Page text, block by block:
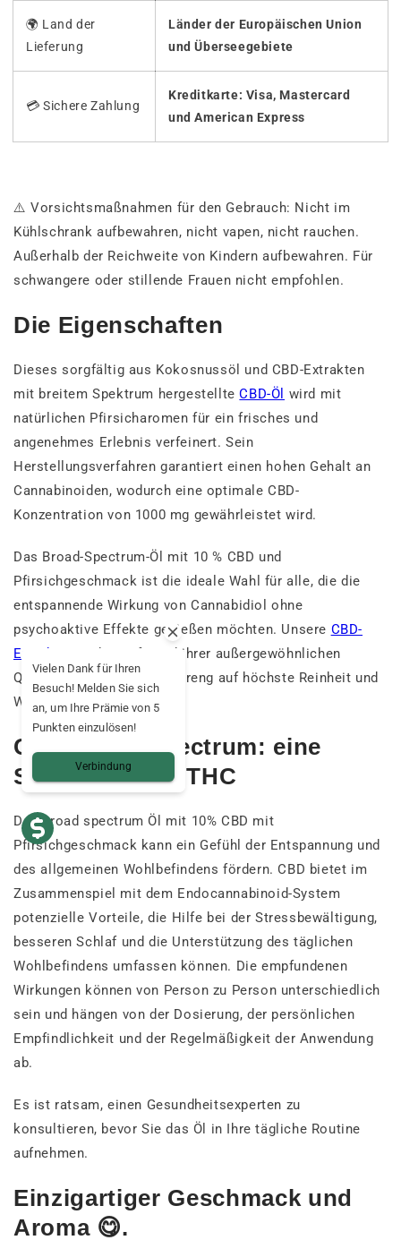
🌍 Land der
Lieferung
Länder der Europäischen Union
und Überseegebiete
💳 Sichere Zahlung
Kreditkarte: Visa, Mastercard
und American Express
⚠️ Vorsichtsmaßnahmen für den Gebrauch: Nicht im
Kühlschrank aufbewahren, nicht vapen, nicht rauchen.
Außerhalb der Reichweite von Kindern aufbewahren. Für
schwangere oder stillende Frauen nicht empfohlen.
Die Eigenschaften
Dieses sorgfältig aus Kokosnussöl und CBD-Extrakten
mit breitem Spektrum hergestellteCBD-Öl wird mit
natürlichen Pfirsicharomen für ein frisches und
angenehmes Erlebnis verfeinert. Sein
Herstellungsverfahren garantiert einen hohen Gehalt an
Cannabinoiden, wodurch eine optimale CBD-
Konzentration von 1000 mg gewährleistet wird.
Das Broad-Spectrum-Öl mit 10 % CBD und
Pfirsichgeschmack ist die ideale Wahl für alle, die die
entspannende Wirkung von Cannabidiol ohne
psychoaktive Effekte genießen möchten. Unsere CBD-
Extrakte
werden aufgrund ihrer außergewöhnlichen
Qualität ausgewählt und streng auf höchste Reinheit und
Wirksamkeit geprüft.
CBD broad-spectrum: eine
Synergie ohne THC
Das broad spectrum Öl mit 10% CBD mit
Pfirsichgeschmack kann ein Gefühl der Entspannung und
des allgemeinen Wohlbefindens fördern. CBD bietet im
Zusammenspiel mit dem Endocannabinoid-System
potenzielle Vorteile, die Hilfe bei der Stressbewältigung,
besseren Schlaf und die Unterstützung des täglichen
Wohlbefindens umfassen können. Die empfundenen
Wirkungen können von Person zu Person unterschiedlich
sein und hängen von der Dosierung, der persönlichen
Empfindlichkeit und der Regelmäßigkeit der Anwendung
ab.
Es ist ratsam, einen Gesundheitsexperten zu
konsultieren, bevor Sie das Öl in Ihre tägliche Routine
aufnehmen.
Einzigartiger Geschmack und
Aroma 😋.
Vielen Dank für Ihren
Besuch! Melden Sie sich
an, um Ihre Prämie von 5
Punkten einzulösen!
Verbindung